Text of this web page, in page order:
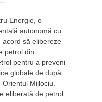
Energie, o
autonomă cu
acord să elibereze
petrol din
pentru a preveni
globale de după
Mijlociu.
eliberată de petrol